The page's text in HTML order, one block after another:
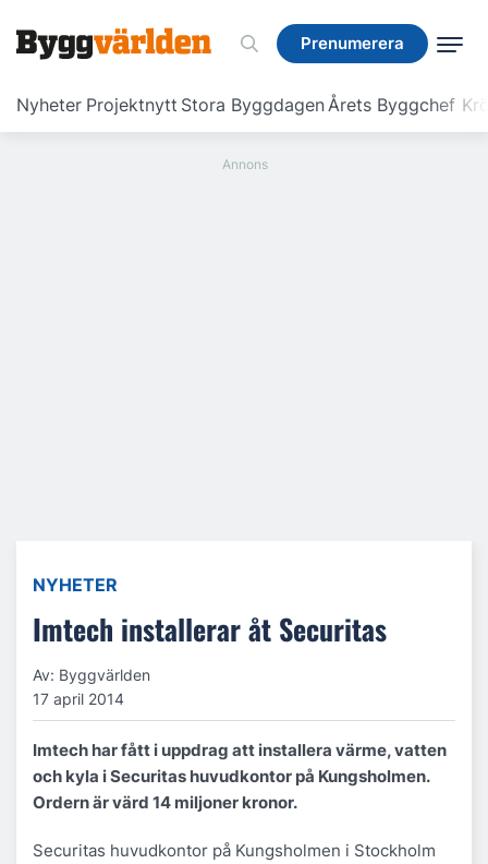
Prenumerera
Nyheter Projektnytt Stora ByggdagenÅrets Byggchef
Prenumerera
NYHETER
Imtech installerar åt Securitas
Av: Byggvärlden
17 april 2014
Imtech har fått i uppdrag att installera värme, vatten
och kyla i Securitas huvudkontor på Kungsholmen.
Ordern är värd 14 miljoner kronor.
Securitas huvudkontor på Kungsholmen i Stockholm